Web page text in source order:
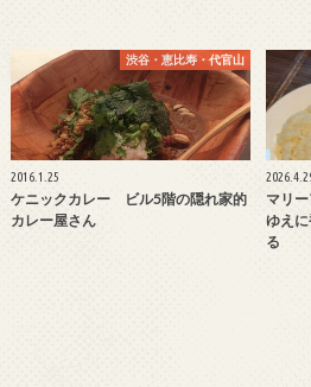
渋谷・恵比寿・代官山
2016.1.25
ケニックカレー ビル5階の隠れ家的
カレー屋さん
マリ
ゆえ
る